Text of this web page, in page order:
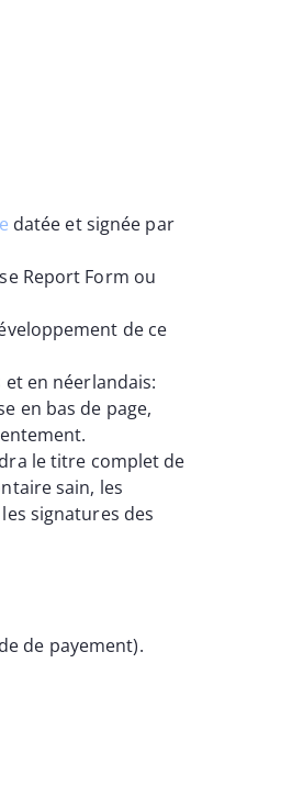
datée et signée par
Report Form ou
de ce
en néerlandais:
en bas de page,
le titre complet de
sain, les
signatures des
de payement).